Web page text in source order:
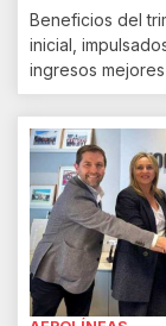
Beneficios del
inicial,
ingresos